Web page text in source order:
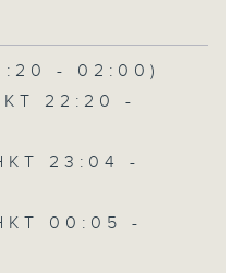
- 02:00)
22:20 -
23:04 -
00:05 -